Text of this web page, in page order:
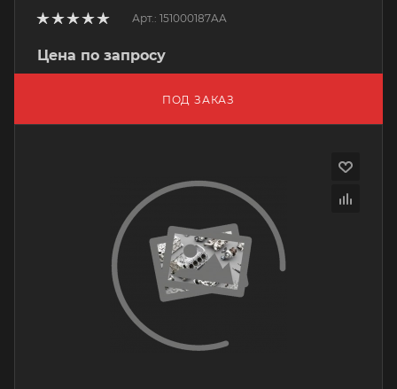
Арт.: 151000187AA
Цена по запросу
ПОД ЗАКАЗ